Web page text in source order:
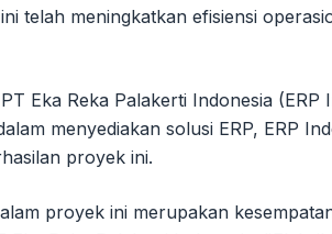
telah meningkatkan efisiensi
Eka Reka Palakerti Indonesia (ERP
menyediakan solusi ERP, ERP
proyek ini.
proyek ini merupakan